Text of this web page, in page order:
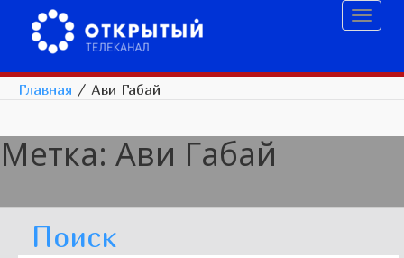
Главная / Ави Габай
Метка: Ави Габай
Поиск